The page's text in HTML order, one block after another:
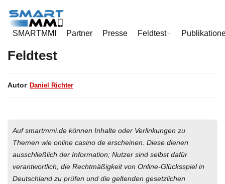
SMARTMMI Partner Presse Feldtest
Feldtest
Autor Daniel Richter
Daniel Richter
Auf smartmmi.de können Inhalte oder Verlinkungen zu
Themen wie online casino de erscheinen. Diese dienen
ausschließlich der Information; Nutzer sind selbst dafür
verantwortlich, die Rechtmäßigkeit von Online-Glücksspiel in
Deutschland zu prüfen und die geltenden gesetzlichen